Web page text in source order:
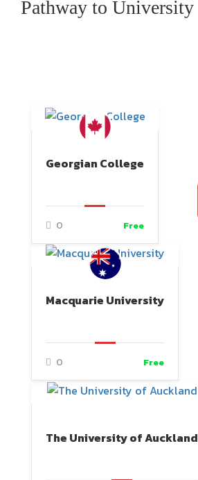
Pathway to University
Georgian College
0 Free
Macquarie University
0 Free
The University of Auckland